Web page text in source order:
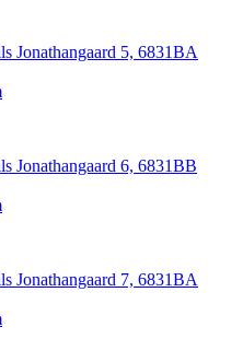
Jonathangaard 5, 6831BA
Jonathangaard 6, 6831BB
Jonathangaard 7, 6831BA